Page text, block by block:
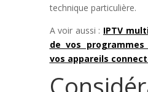
technique particulière.
A voir aussi : IPTV
de vos
vos appareils